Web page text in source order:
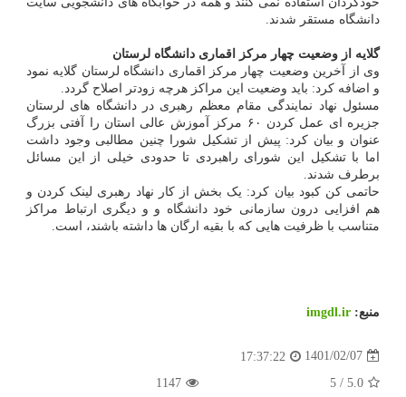
دانشگاه مستقر شدند.
گلایه از وضعیت چهار مرکز اقماری دانشگاه لرستان
وی از آخرین وضعیت چهار مرکز اقماری دانشگاه لرستان گلایه نمود
و اضافه کرد: باید وضعیت این مراکز هرچه زودتر اصلاح گردد.
مسئول نهاد نمایندگی مقام معظم رهبری در دانشگاه های لرستان
جزیره ای عمل کردن ۶۰ مرکز آموزش عالی استان را آفتی بزرگ
عنوان و بیان کرد: پیش از تشکیل شورا چنین مطالبی وجود داشت
اما با تشکیل این شورای راهبردی تا حدودی خیلی از این مسائل
برطرف شدند.
حاتمی کن کبود بیان کرد: یک بخش از کار نهاد رهبری لینک کردن و
هم افزایی درون سازمانی خود دانشگاه و و دیگری ارتباط مراکز
متناسب با ظرفیت هایی که با بقیه ارگان ها داشته باشند، است.
منبع: imgdl.ir
1401/02/07
17:37:22
5.0
/
5
1147